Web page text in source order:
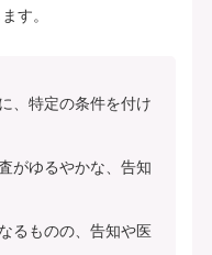
す。
、特定の条件を付け
がゆるやかな、告知
るものの、告知や医